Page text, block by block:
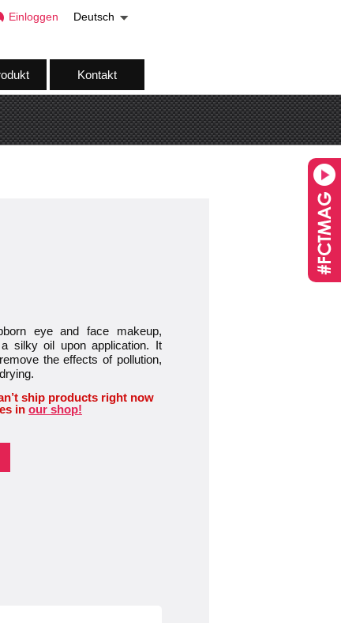
Kontakt
Einloggen Deutsch
eye and face makeup,
silky oil upon application. It
the effects of pollution,
ship products right now
in our shop!